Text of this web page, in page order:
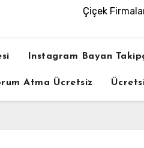
Çiçek
Instagram Bayan
Atma Ücretsiz